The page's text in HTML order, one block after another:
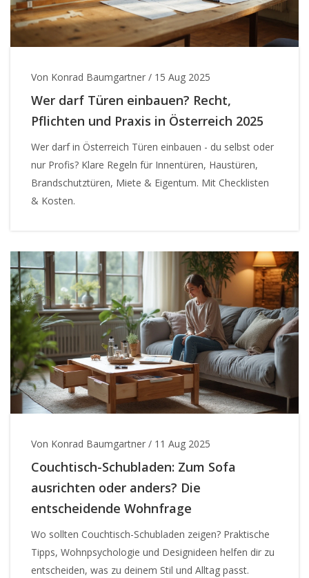
Von Konrad Baumgartner / 15 Aug 2025
Wer darf Türen einbauen? Recht,
Pflichten und Praxis in Österreich 2025
Wer darf in Österreich Türen einbauen - du selbst oder
nur Profis? Klare Regeln für Innentüren, Haustüren,
Brandschutztüren, Miete & Eigentum. Mit Checklisten
& Kosten.
Von Konrad Baumgartner / 11 Aug 2025
Couchtisch-Schubladen: Zum Sofa
ausrichten oder anders? Die
entscheidende Wohnfrage
Wo sollten Couchtisch-Schubladen zeigen? Praktische
Tipps, Wohnpsychologie und Designideen helfen dir zu
entscheiden, was zu deinem Stil und Alltag passt.